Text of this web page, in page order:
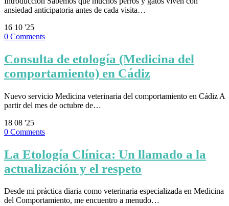
ansiedad anticipatoria antes de cada visita…
16 10 '25
0 Comments
Consulta de etología (Medicina del
comportamiento) en Cádiz
Nuevo servicio Medicina veterinaria del comportamiento en Cádiz A
partir del mes de octubre de…
18 08 '25
0 Comments
La Etología Clínica: Un llamado a la
actualización y el respeto
Desde mi práctica diaria como veterinaria especializada en Medicina
del Comportamiento, me encuentro a menudo…